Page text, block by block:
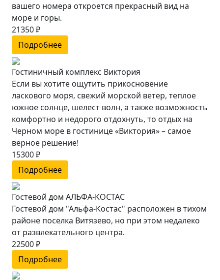
вашего номера откроется прекрасный вид на
море и горы.
21350 ₽
Подробнее
Гостиничный комплекс Виктория
Если вы хотите ощутить прикосновение
ласкового моря, свежий морской ветер, теплое
южное солнце, шелест волн, а также возможность
комфортно и недорого отдохнуть, то отдых на
Черном море в гостинице «Виктория» – самое
верное решение!
15300 ₽
Подробнее
Гостевой дом АЛЬФА-КОСТАС
Гостевой дом "Альфа-Костас" расположен в тихом
районе поселка Витязево, но при этом недалеко
от развлекательного центра.
22500 ₽
Подробнее